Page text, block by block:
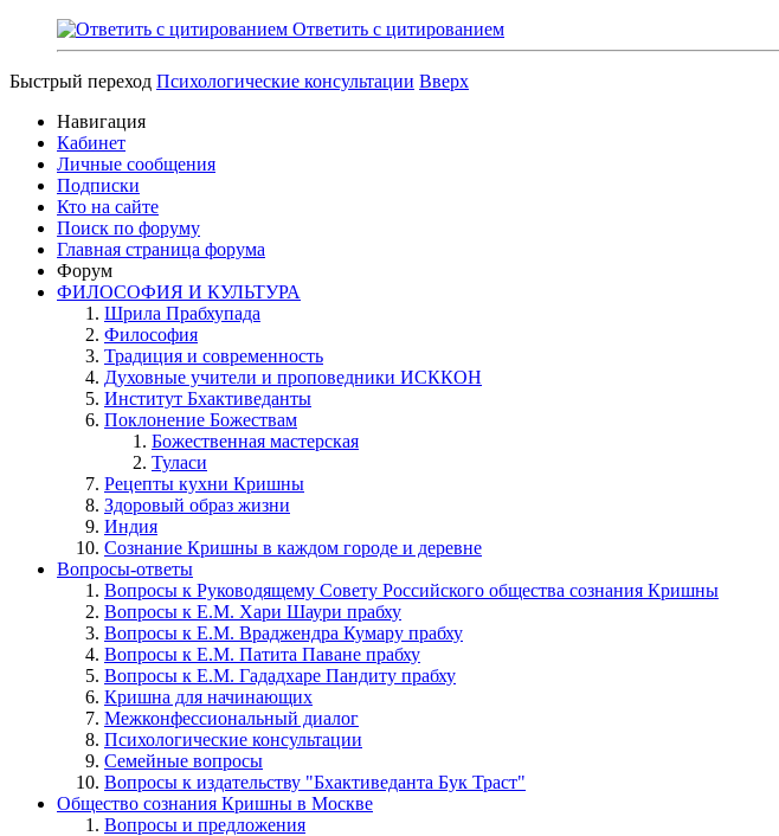
Ответить с цитированием
Быстрый переход Психологические консультации Вверх
Навигация
Кабинет
Личные сообщения
Подписки
Кто на сайте
Поиск по форуму
Главная страница форума
Форум
ФИЛОСОФИЯ И КУЛЬТУРА
Шрила Прабхупада
Философия
Традиция и современность
Духовные учители и проповедники ИСККОН
Институт Бхактиведанты
Поклонение Божествам
Божественная мастерская
Туласи
Рецепты кухни Кришны
Здоровый образ жизни
Индия
Сознание Кришны в каждом городе и деревне
Вопросы-ответы
Вопросы к Руководящему Совету Российского общества сознания Кришны
Вопросы к Е.М. Хари Шаури прабху
Вопросы к Е.М. Враджендра Кумару прабху
Вопросы к Е.М. Патита Паване прабху
Вопросы к Е.М. Гададхаре Пандиту прабху
Кришна для начинающих
Межконфессиональный диалог
Психологические консультации
Семейные вопросы
Вопросы к издательству "Бхактиведанта Бук Траст"
Общество сознания Кришны в Москве
Вопросы и предложения